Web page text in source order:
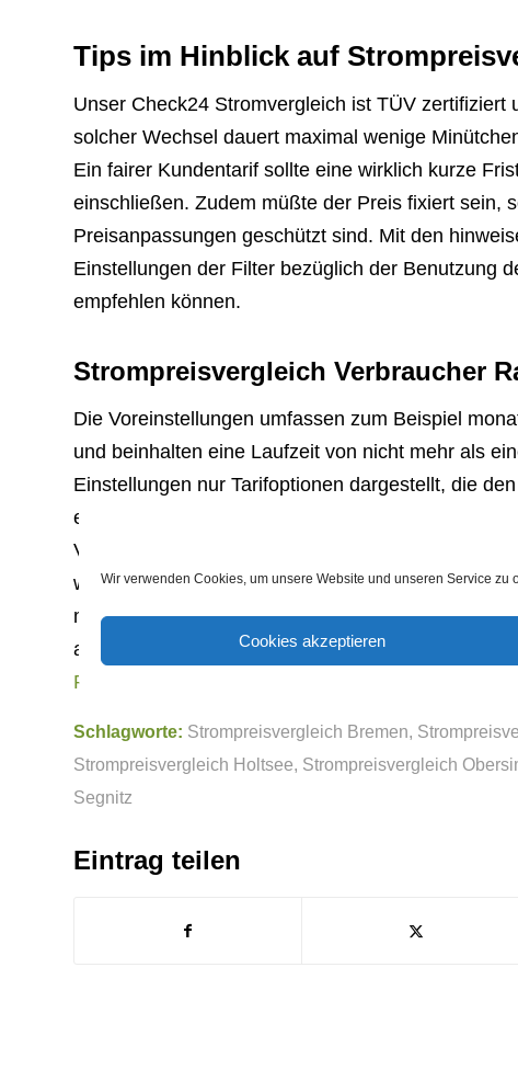
Wir verwenden Cookies, um unsere Website und unseren Service zu
Cookies akzeptieren
Tips im Hinblick auf
Unser Check24 Stromvergleich ist TÜV
solcher Wechsel dauert maximal wenige
Ein fairer Kundentarif sollte eine wirklich kurze
einschließen. Zudem müßte der Preis fixiert sein,
Preisanpassungen geschützt sind. Mit den
Einstellungen der Filter bezüglich der Benutzung
empfehlen können.
Strompreisvergleich Verbraucher
Die Voreinstellungen umfassen zum Beispiel
und beinhalten eine Laufzeit von nicht mehr als
Einstellungen nur Tarifoptionen dargestellt, die
entsprechen. Weitere Informationen hinsichtlich
Verbraucher Ratgeber: Stromvergleich – was
während der ersten 12 Monate einmalige
möchte, entscheidet bei einer Wahl hinsichtlich
attraktivsten Preisangebot. Sehr oft sind zuerst
Rankensteinseo
Schlagworte: Strompreisvergleich Bremen,
Strompreisvergleich Holtsee, Strompreisvergleich
Segnitz
Eintrag teilen